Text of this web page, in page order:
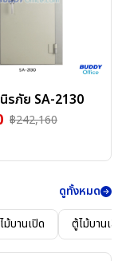
รภัย SA-2130
฿242,160
ดูทั้งหมด
ม้บานเปิด ตู้ไม้บานเ